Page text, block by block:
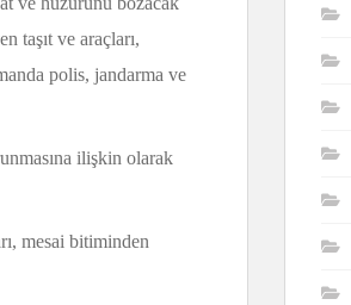
taşıt ve araçları,
polis, jandarma ve
ilişkin olarak
mesai bitiminden